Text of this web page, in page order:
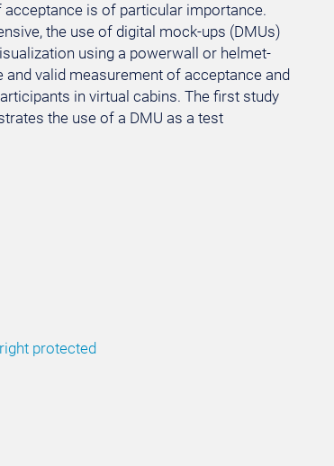
is of particular importance.
the use of digital mock-ups (DMUs)
using a powerwall or helmet-
valid measurement of acceptance and
in virtual cabins. The first study
the use of a DMU as a test
protected